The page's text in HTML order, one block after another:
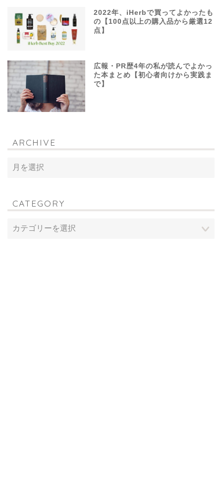
2022年、iHerbで買ってよかったも
の【100点以上の購入品から厳選12
点】
広報・PR歴4年の私が読んでよかっ
た本まとめ【初心者向けから実践ま
で】
ARCHIVE
CATEGORY